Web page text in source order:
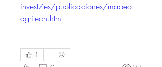
invest/es/publicaciones/mapeo-
agritech.html
1